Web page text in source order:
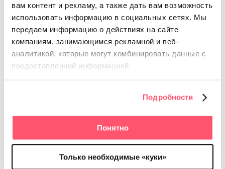
вам контент и рекламу, а также дать вам возможность
использовать информацию в социальных сетях. Мы
передаем информацию о действиях на сайте
компаниям, занимающимся рекламной и веб-
аналитикой, которые могут комбинировать данные с
предоставленной информацией.
Подробности
Понятно
Только необходимые «куки»
ранжируются. В приоритете будут организации с
указанным графиком работы
компания переехала
Если у вашей оффлайн-точки изменился адрес, удалять
карточку и создавать новую не нужно. В личном
кабинете Яндекс Бизнес укажите расположение
новой локации, и карточка будет создана